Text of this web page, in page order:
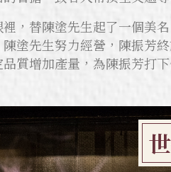
，替陳塗先生起了一個美
塗先生努力經營，陳振芳
質增加產量，為陳振芳打